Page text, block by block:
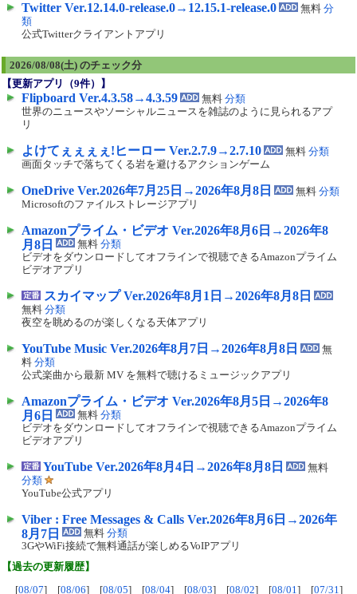
Twitter Ver.12.14.0-release.0→12.15.1-release.0 無料 分
類
公式Twitterクライアントアプリ
2026/08/08(土) のチェック分
【更新アプリ（9件）】
Flipboard Ver.4.3.58→4.3.59 無料 分類
世界のニュースやソーシャルニュースを雑誌のように見られるアプ
リ
よけてぇぇぇぇ!ヒーロー Ver.2.7.9→2.7.10 無料 分類
画面タッチで落ちてくる岩を避けるアクションゲーム
OneDrive Ver.2026年7月25日→2026年8月8日 無料 分類
Microsoftのファイルストレージアプリ
Amazonプライム・ビデオ Ver.2026年8月6日→2026年8
月8日 無料 分類
ビデオをダウンロードしてオフラインで視聴できるAmazonプライム
ビデオアプリ
スカイマップ Ver.2026年8月1日→2026年8月8日
無料 分類
夜空を眺めるのが楽しくなる天体アプリ
YouTube Music Ver.2026年8月7日→2026年8月8日
無
料 分類
公式楽曲から最新 MV を無料で聴けるミュージックアプリ
Amazonプライム・ビデオ Ver.2026年8月5日→2026年8
月6日 無料 分類
ビデオをダウンロードしてオフラインで視聴できるAmazonプライム
ビデオアプリ
YouTube Ver.2026年8月4日→2026年8月8日
無料
分類
YouTube公式アプリ
Viber : Free Messages & Calls Ver.2026年8月6日→2026年
8月7日 無料 分類
3GやWiFi接続で無料通話が楽しめるVoIPアプリ
【過去の更新履歴】
[08/07] [08/06] [08/05] [08/04] [08/03] [08/02] [08/01] [07/31]